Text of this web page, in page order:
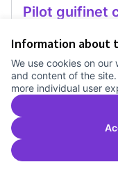
Information about
We use cookies on
and content of the
more individual user
Pilot guifinet
Recerca
0 0